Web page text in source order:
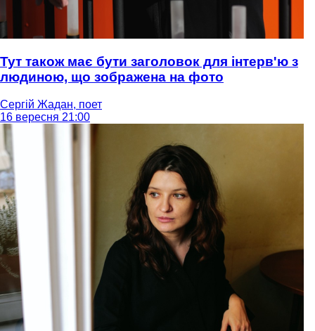
Тут також має бути заголовок для інтерв'ю з
людиною, що зображена на фото
Сергій Жадан, поет
16 вересня 21:00